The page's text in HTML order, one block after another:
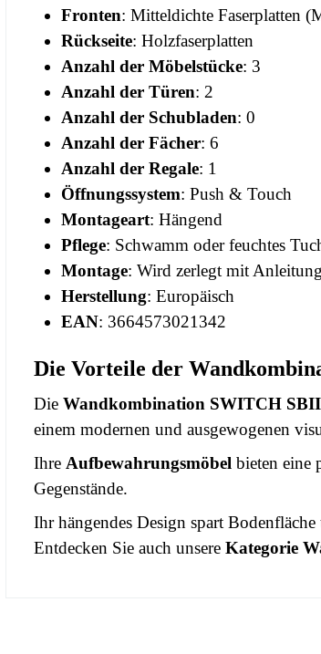
Fronten: Mitteldichte Faserplatten
Rückseite: Holzfaserplatten
Anzahl der Möbelstücke: 3
Anzahl der Türen: 2
Anzahl der Schubladen: 0
Anzahl der Fächer: 6
Anzahl der Regale: 1
Öffnungssystem: Push & Touch
Montageart: Hängend
Pflege: Schwamm oder feuchtes
Montage: Wird zerlegt mit
Herstellung: Europäisch
EAN: 3664573021342
Die Vorteile der
Die Wandkombination SWITCH SBII
einem modernen und ausgewogenen
Ihre Aufbewahrungsmöbel bieten eine
Gegenstände.
Ihr hängendes Design spart
Entdecken Sie auch unsere Kategorie